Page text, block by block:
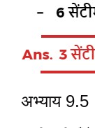
अभ्याय 9.5